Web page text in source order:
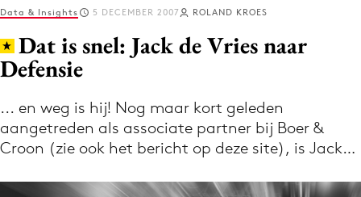
Log in
Volg het laatste nieuws via de Adformatie
Nieuws app
Data & Insights 5 DECEMBER 2007 ROLAND KROES
Dat is snel: Jack de Vries naar
Defensie
... en weg is hij! Nog maar kort geleden
aangetreden als associate partner bij Boer &
Croon (zie ook het bericht op deze site), is Jack…